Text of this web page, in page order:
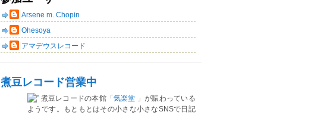
Arsene m. Chopin
Ohesoya
アマデウスレコード
煮豆レコード営業中
煮豆レコードの本館「 気楽堂 」が賑わっている
ようです。もともとはその小さな小さなSNSで日記